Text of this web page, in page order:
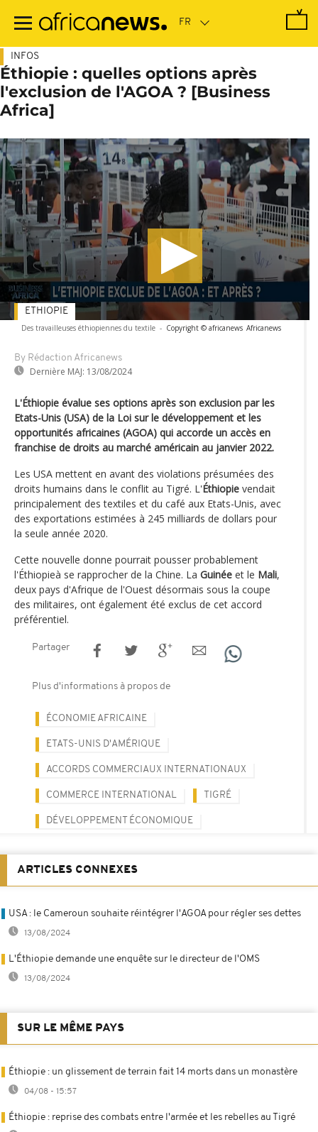
contenu
INFOS
Éthiopie : quelles options après
l'exclusion de l'AGOA ? [Business
Africa]
Des travailleuses éthiopiennes du textile - Copyright © africanews Africanews
By Rédaction Africanews
Dernière MAJ: 13/08/2024
ETHIOPIE
L'Éthiopie évalue ses options après son exclusion par les
Etats-Unis (USA) de la Loi sur le développement et les
opportunités africaines (AGOA) qui accorde un accès en
franchise de droits au marché américain au janvier 2022.
Les USA mettent en avant des violations présumées des
droits humains dans le conflit au Tigré. L'Éthiopie vendait
principalement des textiles et du café aux Etats-Unis, avec
des exportations estimées à 245 milliards de dollars pour
la seule année 2020.
Cette nouvelle donne pourrait pousser probablement
l'Éthiopieà se rapprocher de la Chine. La Guinée et le Mali,
deux pays d'Afrique de l'Ouest désormais sous la coupe
des militaires, ont également été exclus de cet accord
préférentiel.
Partager
Plus d'informations à propos de
ÉCONOMIE AFRICAINE
ETATS-UNIS D'AMÉRIQUE
ACCORDS COMMERCIAUX INTERNATIONAUX
COMMERCE INTERNATIONAL TIGRÉ
DÉVELOPPEMENT ÉCONOMIQUE
ARTICLES CONNEXES
USA : le Cameroun souhaite réintégrer l'AGOA pour régler ses dettes
13/08/2024
L'Éthiopie demande une enquête sur le directeur de l'OMS
13/08/2024
SUR LE MÊME PAYS
Éthiopie : un glissement de terrain fait 14 morts dans un monastère
04/08 - 15:57
Éthiopie : reprise des combats entre l'armée et les rebelles au Tigré